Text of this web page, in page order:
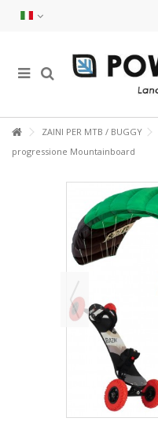
ZAINI PER MTB / BUGGY
progressione Mountainboard